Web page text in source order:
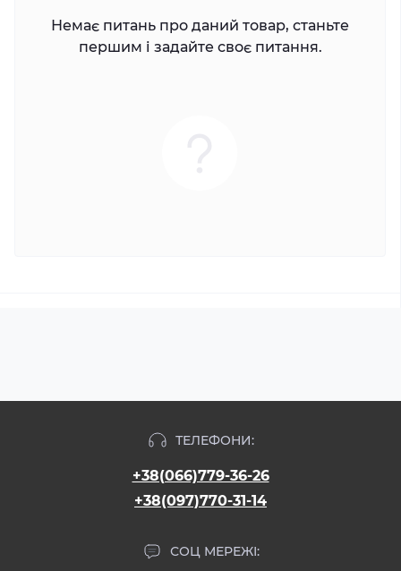
Немає питань про даний товар, станьте
першим і задайте своє питання.
ТЕЛЕФОНИ:
+38(066)779-36-26
+38(097)770-31-14
СОЦ МЕРЕЖІ: